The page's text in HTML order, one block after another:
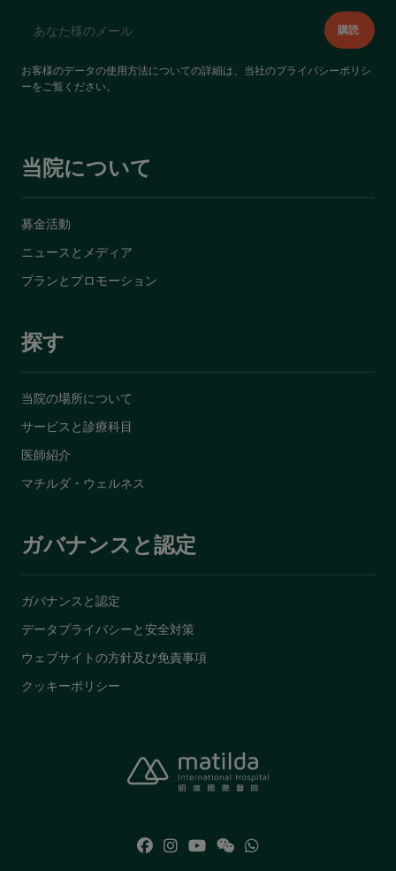
お客様のデータの使用方法についての詳細は、当社のプライバシーポリシ
ーをご覧ください。
当院について
募金活動
ニュースとメディア
プランとプロモーション
探す
当院の場所について
サービスと診療科目
医師紹介
マチルダ・ウェルネス
ガバナンスと認定
ガバナンスと認定
データプライバシーと安全対策
ウェブサイトの方針及び免責事項
クッキーポリシー